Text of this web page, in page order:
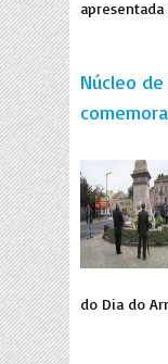
Núcleo de
do Dia do